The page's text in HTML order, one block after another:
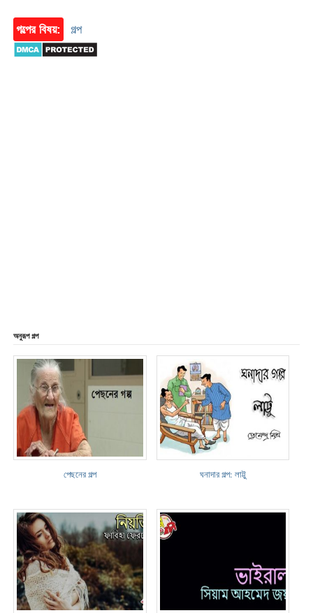
গল্পের বিষয়: গল্প
অনুরূপ গল্প
পেছনের গল্প ঘনাদার গল্প: লাট্টু